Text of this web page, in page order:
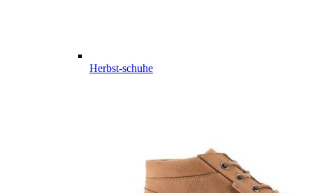
Herbst-schuhe